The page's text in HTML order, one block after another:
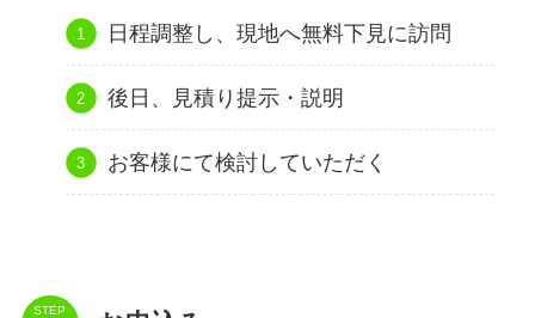
日程調整し、現地へ無料下見に訪問
後日、見積り提示・説明
お客様にて検討していただく
STEP